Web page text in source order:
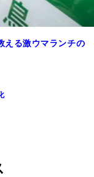
える激ウマランチの